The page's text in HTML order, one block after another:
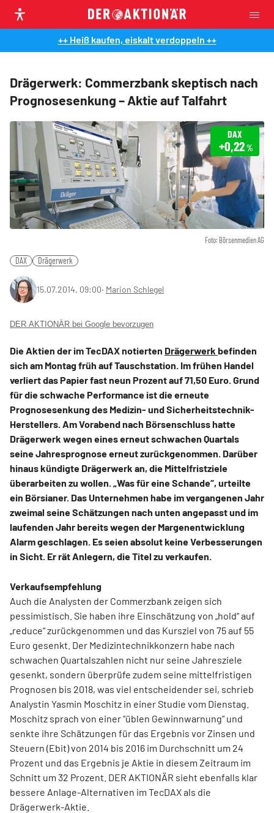
++ Heiß kaufen, eiskalt verdoppeln ++
Drägerwerk: Commerzbank skeptisch nach
Prognosesenkung – Aktie auf Talfahrt
Foto: Börsenmedien AG
DAX
+0,22%
DAX Drägerwerk
15.07.2014, 09:00‧ Marion Schlegel
DER AKTIONÄR bei Google bevorzugen
Die Aktien der im TecDAX notierten Drägerwerk befinden
sich am Montag früh auf Tauschstation. Im frühen Handel
verliert das Papier fast neun Prozent auf 71,50 Euro. Grund
für die schwache Performance ist die erneute
Prognosesenkung des Medizin- und Sicherheitstechnik-
Herstellers. Am Vorabend nach Börsenschluss hatte
Drägerwerk wegen eines erneut schwachen Quartals
seine Jahresprognose erneut zurückgenommen. Darüber
hinaus kündigte Drägerwerk an, die Mittelfristziele
überarbeiten zu wollen. „Was für eine Schande“, urteilte
ein Börsianer. Das Unternehmen habe im vergangenen Jahr
zweimal seine Schätzungen nach unten angepasst und im
laufenden Jahr bereits wegen der Margenentwicklung
Alarm geschlagen. Es seien absolut keine Verbesserungen
in Sicht. Er rät Anlegern, die Titel zu verkaufen.
Verkaufsempfehlung
Auch die Analysten der Commerzbank zeigen sich
pessimistisch. Sie haben ihre Einschätzung von „hold“ auf
„reduce“ zurückgenommen und das Kursziel von 75 auf 55
Euro gesenkt. Der Medizintechnikkonzern habe nach
schwachen Quartalszahlen nicht nur seine Jahresziele
gesenkt, sondern überprüfe zudem seine mittelfristigen
Prognosen bis 2018, was viel entscheidender sei, schrieb
Analystin Yasmin Moschitz in einer Studie vom Dienstag.
Moschitz sprach von einer "üblen Gewinnwarnung" und
senkte ihre Schätzungen für das Ergebnis vor Zinsen und
Steuern (Ebit) von 2014 bis 2016 im Durchschnitt um 24
Prozent und das Ergebnis je Aktie in diesem Zeitraum im
Schnitt um 32 Prozent. DER AKTIONÄR sieht ebenfalls klar
bessere Anlage-Alternativen im TecDAX als die
Drägerwerk-Aktie.